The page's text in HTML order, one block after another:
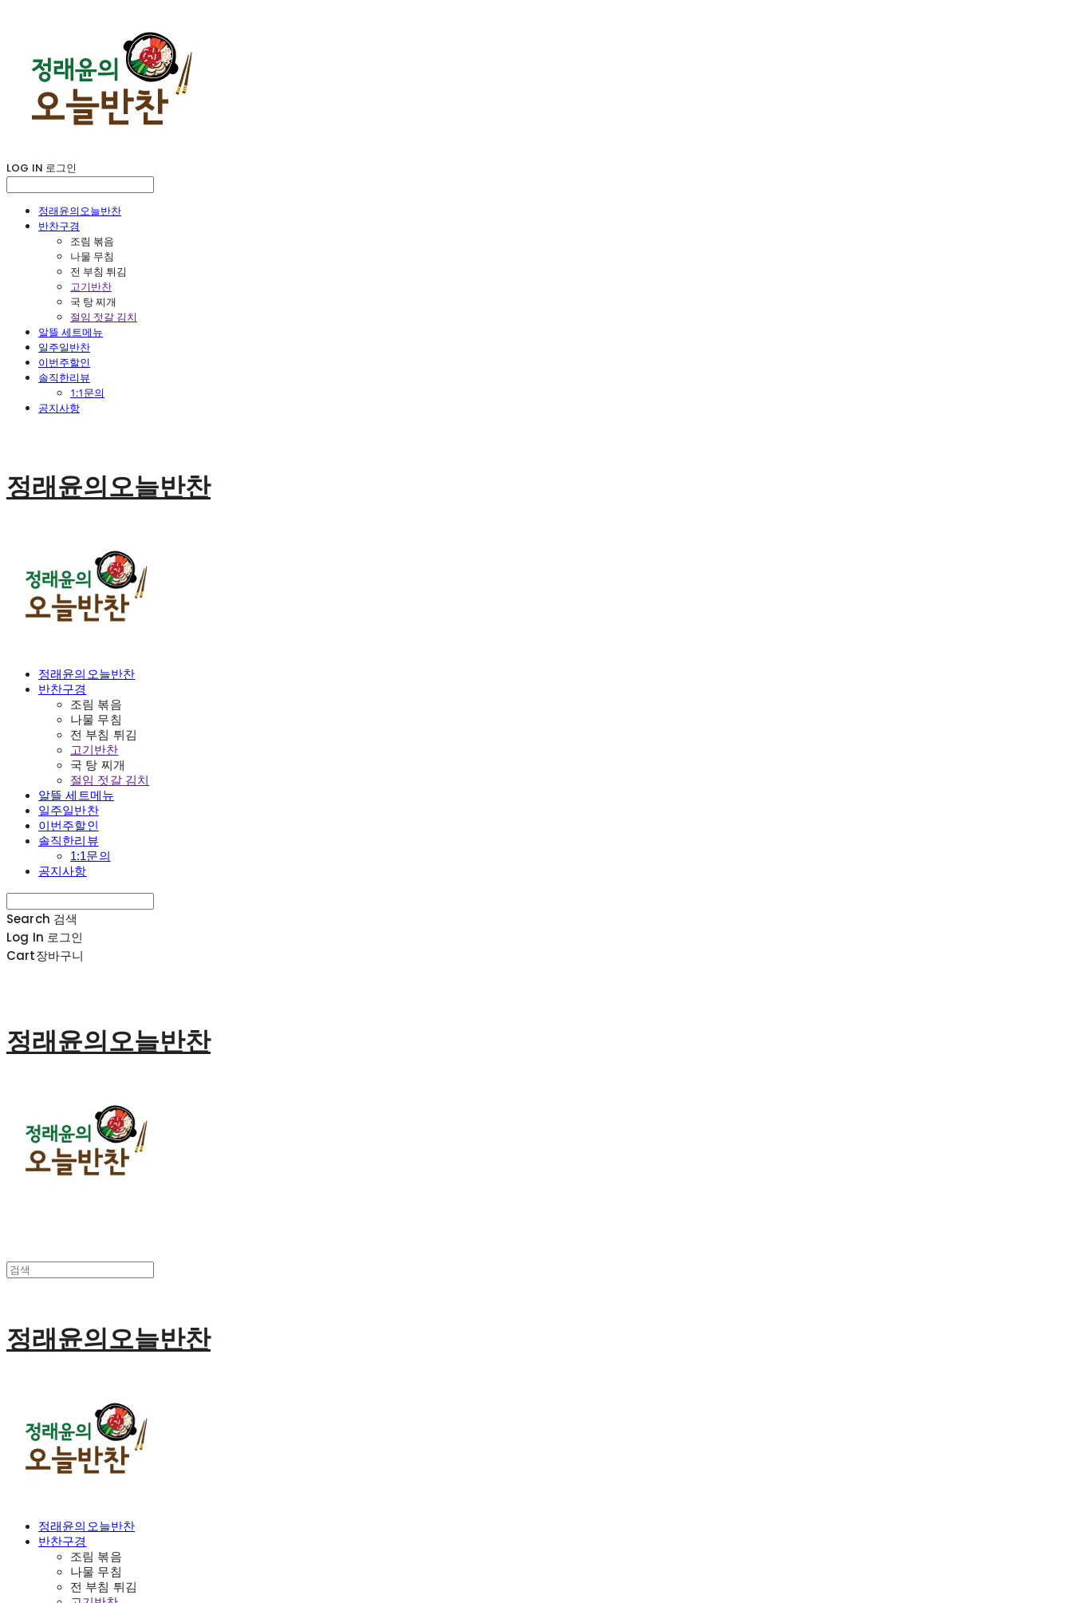
LOG IN 로그인
정래윤의오늘반찬
반찬구경
조림 볶음
나물 무침
전 부침 튀김
고기반찬
국 탕 찌개
절임 젓갈 김치
알뜰 세트메뉴
일주일반찬
이번주할인
솔직한리뷰
1:1문의
공지사항
정래윤의오늘반찬
정래윤의오늘반찬
반찬구경
조림 볶음
나물 무침
전 부침 튀김
고기반찬
국 탕 찌개
절임 젓갈 김치
알뜰 세트메뉴
일주일반찬
이번주할인
솔직한리뷰
1:1문의
공지사항
Search 검색
Log In 로그인
Cart장바구니
정래윤의오늘반찬
정래윤의오늘반찬
정래윤의오늘반찬
반찬구경
조림 볶음
나물 무침
전 부침 튀김